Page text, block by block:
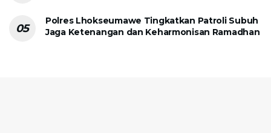
Polres Lhokseumawe Tingkatkan Patroli Subuh
Jaga Ketenangan dan Keharmonisan Ramadhan